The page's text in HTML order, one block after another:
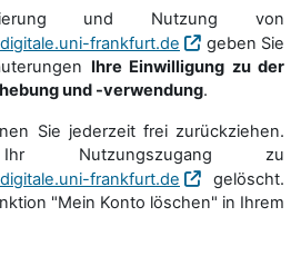
und Nutzung von
frankfurt.de
geben Sie
Ihre Einwilligung zu der
und -verwendung.
Sie jederzeit frei zurückziehen.
Nutzungszugang zu
frankfurt.de
gelöscht.
"Mein Konto löschen" in Ihrem